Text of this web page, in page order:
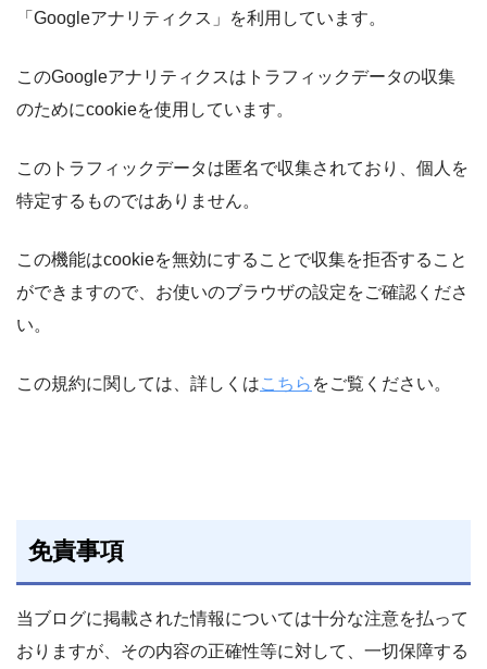
「Googleアナリティクス」を利用しています。
このGoogleアナリティクスはトラフィックデータの収集
のためにcookieを使用しています。
このトラフィックデータは匿名で収集されており、個人を
特定するものではありません。
この機能はcookieを無効にすることで収集を拒否すること
ができますので、お使いのブラウザの設定をご確認くださ
い。
この規約に関しては、詳しくはこちら をご覧ください。
免責事項
当ブログに掲載された情報については十分な注意を払って
おりますが、その内容の正確性等に対して、一切保障する